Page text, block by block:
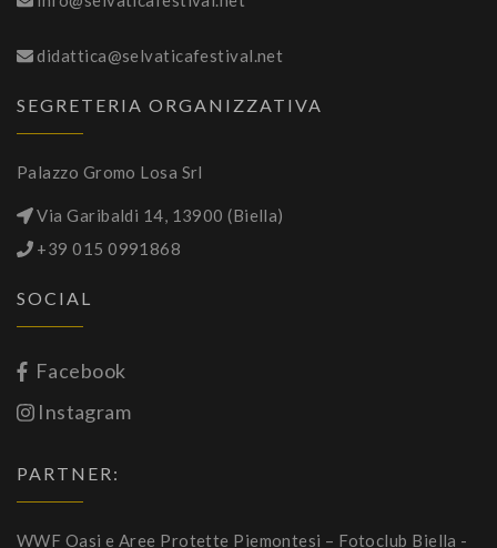
didattica@selvaticafestival.net
SEGRETERIA ORGANIZZATIVA
Palazzo Gromo Losa Srl
Via Garibaldi 14, 13900 (Biella)
+39 015 0991868
SOCIAL
Facebook
Instagram
PARTNER:
WWF Oasi e Aree Protette Piemontesi – Fotoclub Biella -